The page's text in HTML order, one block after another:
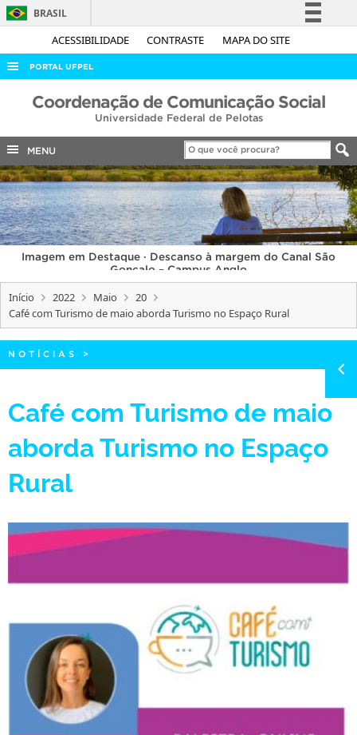
ACESSIBILIDADE CONTRASTE MAPA DO SITE
BRASIL
Simplifique!
Acesso à informação
Legislação
Canais
PORTAL UFPEL
ACESSO À INFORMAÇÃO
COBALTO
CONCURSOS
EDITAIS
INTERNACIONAL
OUVIDORIA
PORTARIAS
TELEFONES
Coordenação de Comunicação Social
Universidade Federal de Pelotas
MENU
Imagem em Destaque · Descanso à margem do Canal São
Gonçalo – Campus Anglo
Início 2022 Maio
20
Café com Turismo de maio aborda Turismo no Espaço Rural
NOTÍCIAS >
Café com Turismo de maio
aborda Turismo no Espaço
Rural